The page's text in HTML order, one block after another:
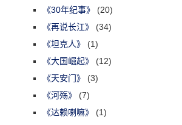
《30年纪事》
(20)
《再说长江》
(34)
《坦克人》
(1)
《大国崛起》
(12)
《天安门》
(3)
《河殇》
(7)
《达赖喇嘛》
(1)